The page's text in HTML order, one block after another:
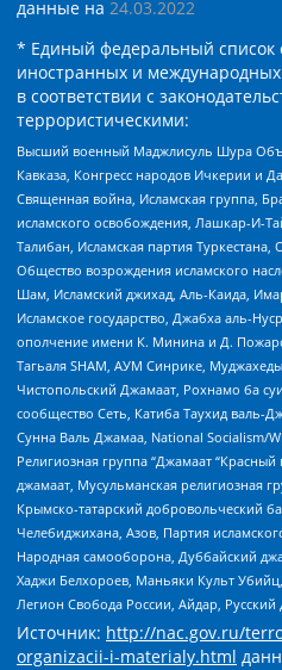
данные на 24.03.2022
* Единый федеральный список
иностранных и
в соответствии с
террористическими:
Высший военный Маджлисуль Шура
Кавказа, Конгресс народов Ичкерии и
Священная война, Исламская группа,
исламского освобождения, Лашкар-И-
Талибан, Исламская партия
Общество возрождения исламского
Шам, Исламский джихад, Аль-Каида,
Исламское государство, Джабха аль-
ополчение имени К. Минина и Д.
Тагьаля SHAM, АУМ Синрике,
Чистопольский Джамаат, Рохнамо ба
сообщество Сеть, Катиба Таухид
Сунна Валь Джамаа, National Socialism/
Религиозная группа “Джамаат
джамаат, Мусульманская религиозная
Крымско-татарский добровольческий
Челебиджихана, Азов, Партия
Народная самооборона, Дуббайский
Хаджи Белхороев, Маньяки Культ
Легион Свобода России, Айдар,
Источник: http://nac.gov.ru/
organizacii-i-materialy.html